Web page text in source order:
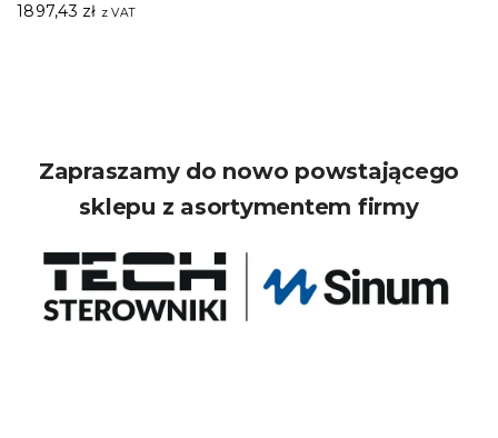
1897,43 zł z VAT
Zapraszamy do nowo powstającego
sklepu z asortymentem firmy